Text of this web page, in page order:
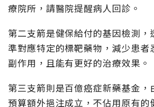
療院所，請醫院提醒病人回診。
第二支箭是健保給付的基因檢測，
準對應特定的標靶藥物，減少患者
副作用，且能有更好的治療效果。
第三支箭則是百億癌症新藥基金，
預算額外挹注成立，不佔用原有的